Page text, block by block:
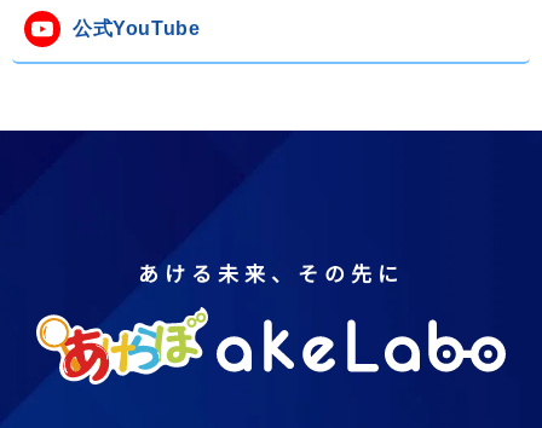
公式YouTube
あける未来、その先に